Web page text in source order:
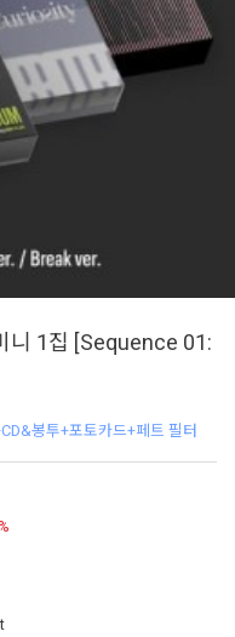
니 1집 [Sequence 01:
봉투+포토카드+페트 필터
%